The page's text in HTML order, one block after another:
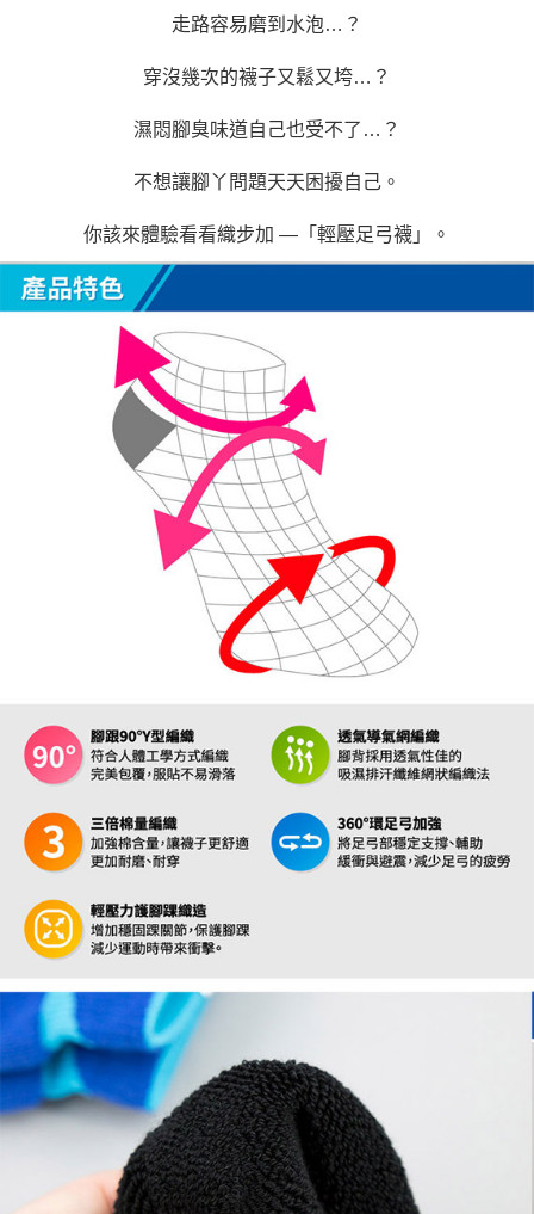
走路容易磨到水泡…？
穿沒幾次的襪子又鬆又垮…？
濕悶腳臭味道自己也受不了…？
不想讓腳丫問題天天困擾自己。
你該來體驗看看織步加 —「輕壓足弓襪」。